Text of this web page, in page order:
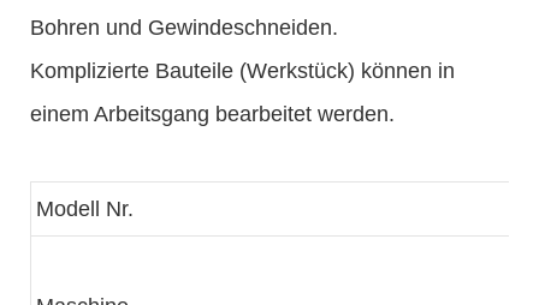
Bohren und Gewindeschneiden.
Komplizierte Bauteile (Werkstück) können in
einem Arbeitsgang bearbeitet werden.
Modell Nr.